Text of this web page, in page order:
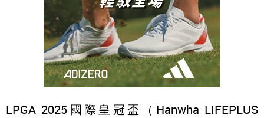
LPGA 2025國際皇冠盃（Hanwha LIFEPLUS